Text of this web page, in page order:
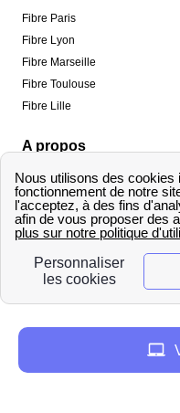
Fibre Paris
Fibre Lyon
Fibre Marseille
Fibre Toulouse
Fibre Lille
A propos
Qui sommes-nous ?
Informations de contact
Méthodologie de classement
Copyright © fibre-
droits réservés